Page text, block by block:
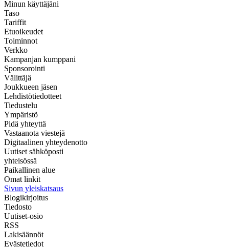
Minun käyttäjäni
Taso
Tariffit
Etuoikeudet
Toiminnot
Verkko
Kampanjan kumppani
Sponsorointi
Välittäjä
Joukkueen jäsen
Lehdistötiedotteet
Tiedustelu
Ympäristö
Pidä yhteyttä
Vastaanota viestejä
Digitaalinen yhteydenotto
Uutiset sähköposti
yhteisössä
Paikallinen alue
Omat linkit
Sivun yleiskatsaus
Blogikirjoitus
Tiedosto
Uutiset-osio
RSS
Lakisäännöt
Evästetiedot